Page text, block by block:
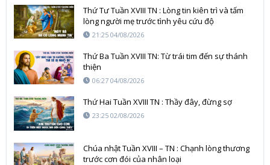
Thứ Tư Tuần XVIII TN : Lòng tin kiên trì và tấm
lòng người mẹ trước tình yêu cứu độ
21:25 04/08/2026
Thứ Ba Tuần XVIII TN: Từ trái tim đến sự thánh
thiện
06:27 04/08/2026
Thứ Hai Tuần XVIII TN : Thầy đây, đừng sợ
23:25 02/08/2026
Chúa nhật Tuần XVIII – TN : Chạnh lòng thương
trước cơn đói của nhân loại